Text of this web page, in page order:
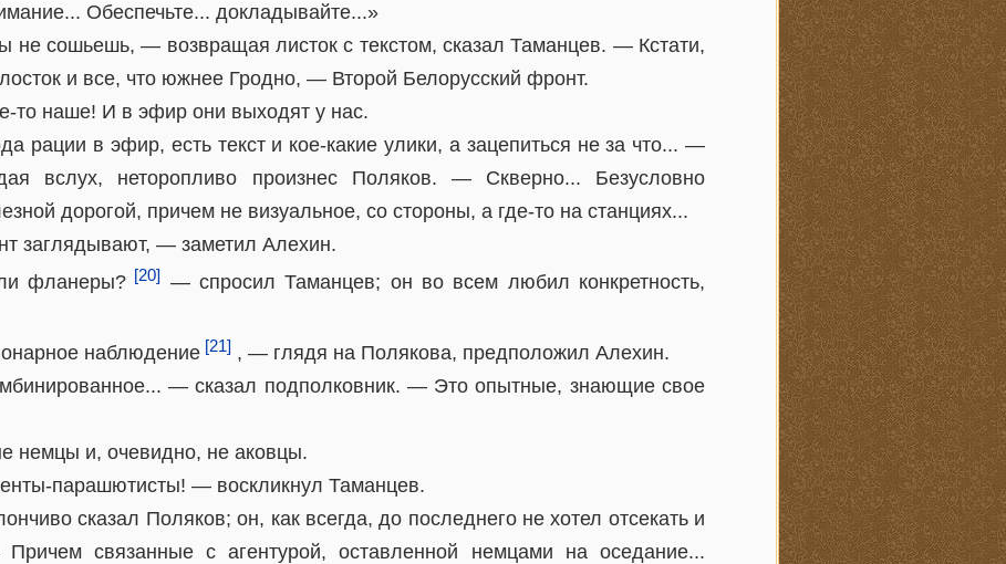
Обеспечьте... докладывайте...»
не сошьешь, — возвращая листок с текстом, сказал Таманцев. — Кстати,
и все, что южнее Гродно, — Второй Белорусский фронт.
то наше! И в эфир они выходят у нас.
рации в эфир, есть текст и кое-какие улики, а зацепиться не за что... —
вслух, неторопливо произнес Поляков. — Скверно... Безусловно
дорогой, причем не визуальное, со стороны, а где-то на станциях...
заглядывают, — заметил Алехин.
фланеры? [20] — спросил Таманцев; он во всем любил конкретность,
наблюдение [21] , — глядя на Полякова, предположил Алехин.
— сказал подполковник. — Это опытные, знающие свое
немцы и, очевидно, не аковцы.
парашютисты! — воскликнул Таманцев.
сказал Поляков; он, как всегда, до последнего не хотел отсекать и
связанные с агентурой, оставленной немцами на оседание...